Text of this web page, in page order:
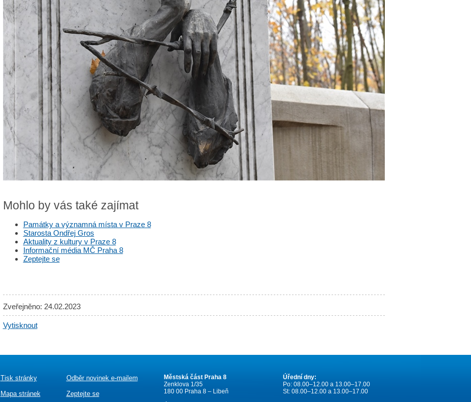
Mohlo by vás také zajímat
Památky a významná místa v Praze 8
Starosta Ondřej Gros
Aktuality z kultury v Praze 8
Informační média MČ Praha 8
Zeptejte se
Zveřejněno: 24.02.2023
Vytisknout
Tisk stránky
Mapa stránek
Odběr novinek e-mailem
Zeptejte se
Městská část Praha 8
Zenklova 1/35
180 00 Praha 8 – Libeň
Úřední dny:
Po: 08.00–12.00 a 13.00–17.00
St: 08.00–12.00 a 13.00–17.00